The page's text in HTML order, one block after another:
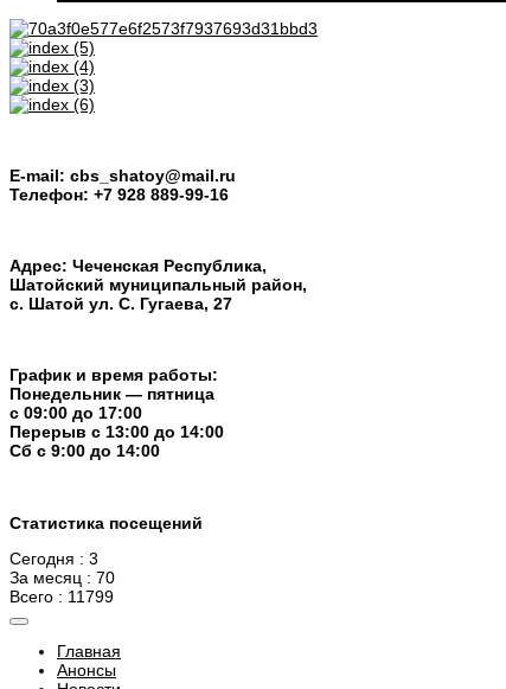
E-mail: cbs_shatoy@mail.ru
Телефон: +7 928 889-99-16
Адрес: Чеченская Республика,
Шатойский муниципальный район,
с. Шатой ул. С. Гугаева, 27
График и время работы:
Понедельник — пятница
с 09:00 до 17:00
Перерыв c 13:00 до 14:00
Cб с 9:00 до 14:00
Статистика посещений
Сегодня : 3
За месяц : 70
Всего : 11799
Главная
Анонсы